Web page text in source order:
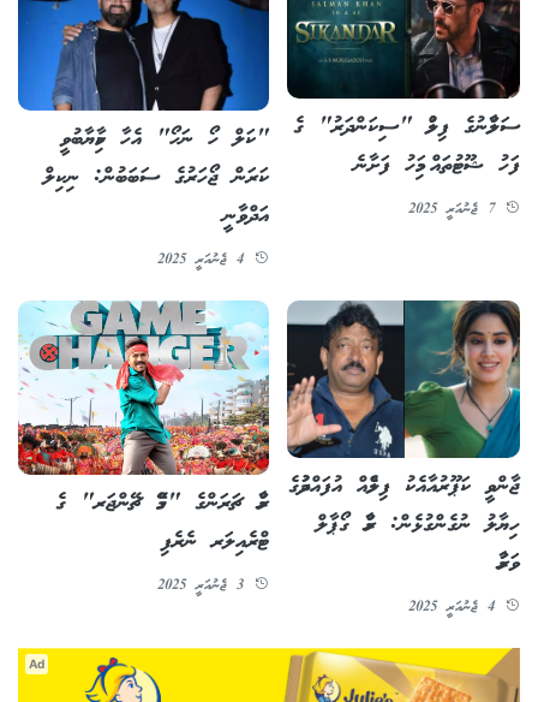
ސަލްމާނުގެ ފިލްމު "ސިކަންދަރު" ގެ
ފަހު ޝޫޓުތައް މިމަހު ފަށާނެ
7 ޖެނުއަރީ 2025
"ކަލް ހޯ ނަހޯ" އެހާ ކާމިޔާބުވީ
ކަރަން ޖޯހަރުގެ ސަބަބުން: ނިކިލް
އަދްވާނީ
4 ޖެނުއަރީ 2025
ޖާންވީ ކަޕޫރުއާއެކު ފިލްމެއް އުފައްދުމުގެ
ހިޔާލު ނުގެންގުޅެން: ރާމް ގޯޕާލް
ވަރުމާ
4 ޖެނުއަރީ 2025
ރާމް ޗަރަންގެ "ގޭމް ޗޭންޖަރ" ގެ
ޓްރެއިލަރ ނެރެފި
Ad